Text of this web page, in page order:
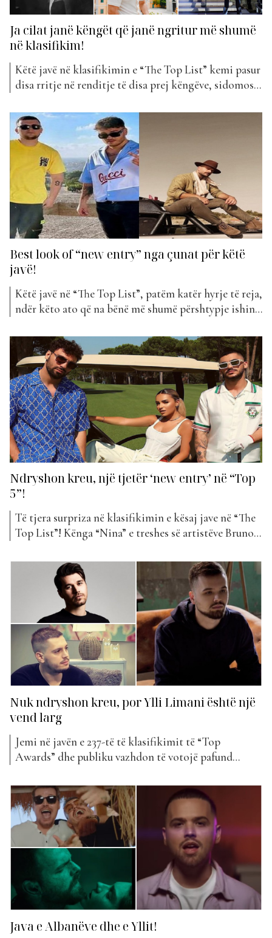
Ja cilat janë këngët që janë ngritur më shumë
në klasifikim!
Këtë javë në klasifikimin e “The Top List” kemi pasur
disa rritje në renditje të disa prej këngëve, sidomos
nga Diona Fona dhe Marin, e cila ka vetëm dy javë në
klasifikim, është rritur me plot 92 vende duke u...
Best look of “new entry” nga çunat për këtë
javë!
Këtë javë në “The Top List”, patëm katër hyrje të reja,
ndër këto ato që na bënë më shumë përshtypje ishin
Ishte pikërisht “Shpirto” nga Alban Ramosaj dhe
“Adrenalina” nga Ardian Bujupi dhe Finem. Në
videoklipin “Shpirto”, shohim një Alban...
Ndryshon kreu, një tjetër ‘new entry’ në “Top
5”!
Të tjera surpriza në klasifikimin e kësaj jave në “The
Top List”! Kënga “Nina” e treshes së artistëve Bruno,
qendruar për dy javë në vendin e parë, këtë herë duket
se nuk ja doli dot të ruante fronin. Me vetëm 1 vend...
Nuk ndryshon kreu, por Ylli Limani është një
vend larg
Jemi në javën e 237-të të klasifikimit të “Top
Awards” dhe publiku vazhdon të votojë pafund
të vjetra apo të reja. Këtë javë publiku ka zgjedhur si
këngë më të bukur bashkëpunimin e Alban Skënderaj
dhe Elgit Dodës, “Parajsa ime”, duke...
Java e Albanëve dhe e Yllit!